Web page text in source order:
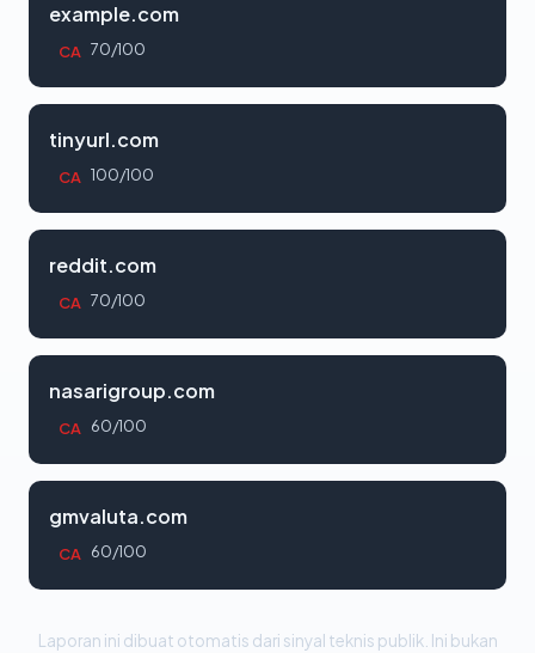
example.com
CA 70/100
tinyurl.com
CA 100/100
reddit.com
CA 70/100
nasarigroup.com
CA 60/100
gmvaluta.com
CA 60/100
Laporan ini dibuat otomatis dari sinyal teknis publik. Ini bukan